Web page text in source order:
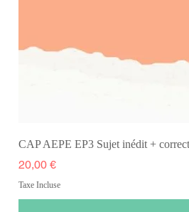
CAP AEPE EP3 Sujet inédit +
Prix
20,00 €
Taxe Incluse